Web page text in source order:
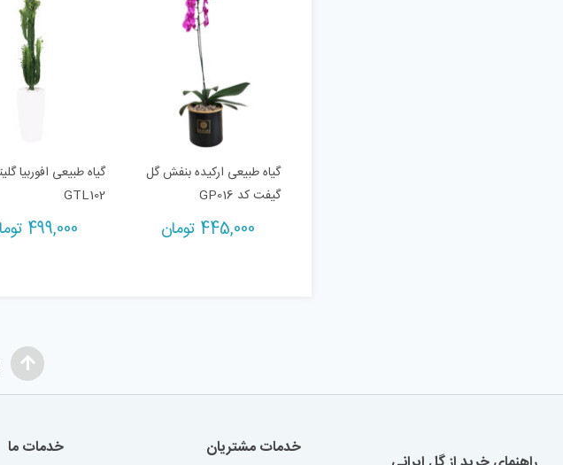
گیاه طبیعی ارکیده بنفش گل
گیفت کد GP016
445,000 تومان
گیاه طبیعی افوربیا
GTL102
499,000
خدمات مشتریان خدمات ما